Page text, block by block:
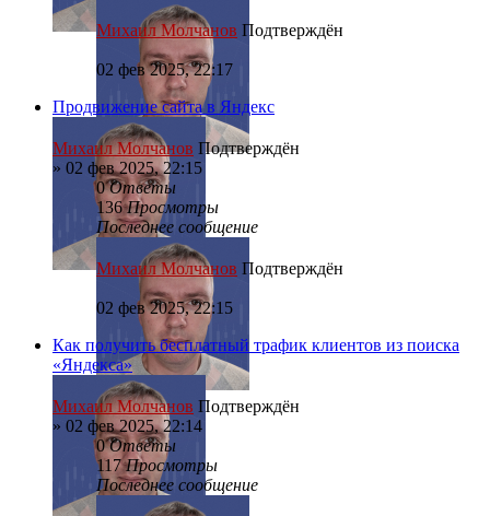
Михаил Молчанов Подтверждён
02 фев 2025, 22:17
Продвижение сайта в Яндекс
Михаил Молчанов Подтверждён
» 02 фев 2025, 22:15
0Ответы
136Просмотры
Последнее сообщение
Михаил Молчанов Подтверждён
02 фев 2025, 22:15
Как получить бесплатный трафик клиентов из поиска
«Яндекса»
Михаил Молчанов Подтверждён
» 02 фев 2025, 22:14
0Ответы
117Просмотры
Последнее сообщение